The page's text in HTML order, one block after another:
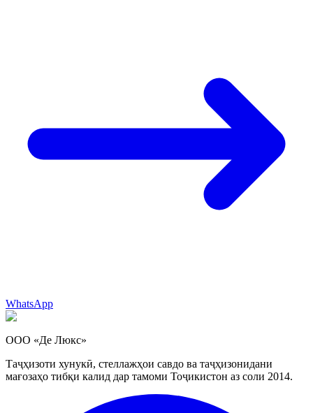
WhatsApp
ООО «Де Люкс»
Таҷҳизоти хунукӣ, стеллажҳои савдо ва таҷҳизонидани
мағозаҳо тибқи калид дар тамоми Тоҷикистон аз соли 2014.